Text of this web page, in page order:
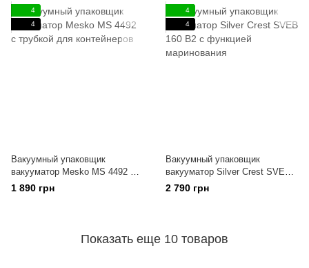
4
4
Вакуумный упаковщик
вакууматор Mesko MS 4492 с
трубкой для контейнеров
1 890 грн
4
4
Вакуумный упаковщик
вакууматор Silver Crest SVEB
160 B2 с функцией
маринования
2 790 грн
Показать еще 10 товаров